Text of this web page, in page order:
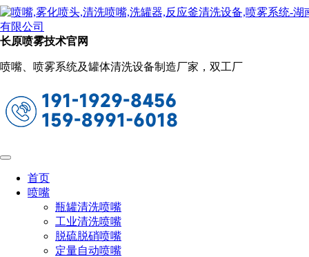
长原喷雾技术官网
喷嘴、喷雾系统及罐体清洗设备制造厂家，双工厂
首页
喷嘴
瓶罐清洗喷嘴
工业清洗喷嘴
脱硫脱硝喷嘴
定量自动喷嘴
新闻动态
当前位置：
反应釜清洗系统选型时要考虑不同材质的
2025-01-03 14:07:16 阅读量：529
会影响到清洗设备的选择。不同的釜体材质特性会影响清洗方
1. 材质对清洗方式的影响
不锈钢反应釜：通常耐腐蚀性较好，适用于大多数清洗介质，
如碱液、酸液和有机溶剂。高压水射流清洗或化学清洗常用，
设备选型无需特别加强防腐设计。